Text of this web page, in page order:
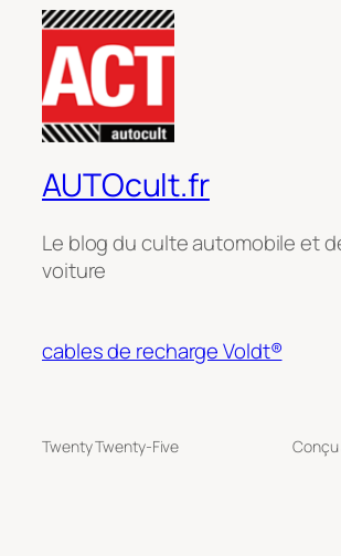
AUTOcult.fr
Le blog du culte automobile et
voiture
cables de recharge Voldt®
Twenty Twenty-Five